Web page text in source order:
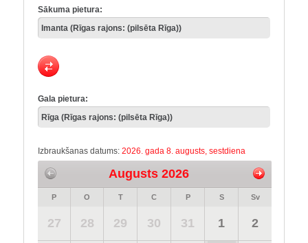
Sākuma pietura:
Gala pietura:
Izbraukšanas datums: 2026. gada 8. augusts, sestdiena
Augusts 2026
P O T C P S Sv
27 28 29 30 31 1 2